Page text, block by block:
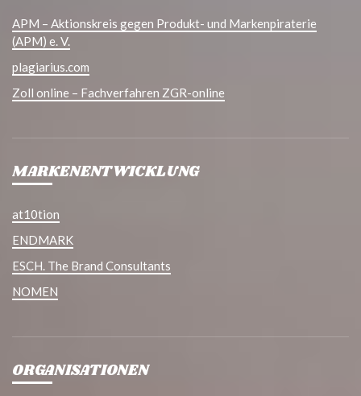
APM – Aktionskreis gegen Produkt- und Markenpiraterie
(APM) e. V.
plagiarius.com
Zoll online – Fachverfahren ZGR-online
MARKENENTWICKLUNG
at10tion
ENDMARK
ESCH. The Brand Consultants
NOMEN
ORGANISATIONEN